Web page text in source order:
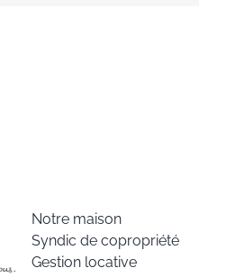
Notre maison
Syndic de copropriété
Gestion locative